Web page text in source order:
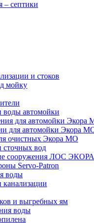
– септики
и стоков
мойку
воды автомойки
для автомойки Экора
для автомойки Экора
очистных Экора МО
сточных вод
сооружения ЛОС ЭКОРА
Servo-Patron
воды
и выгребных ям
воды